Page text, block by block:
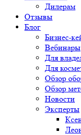
Дилерам
Отзывы
Блог
Бизнес-
Вебинары
Для
Для
Обзор
Обзор
Новости
Эксперты